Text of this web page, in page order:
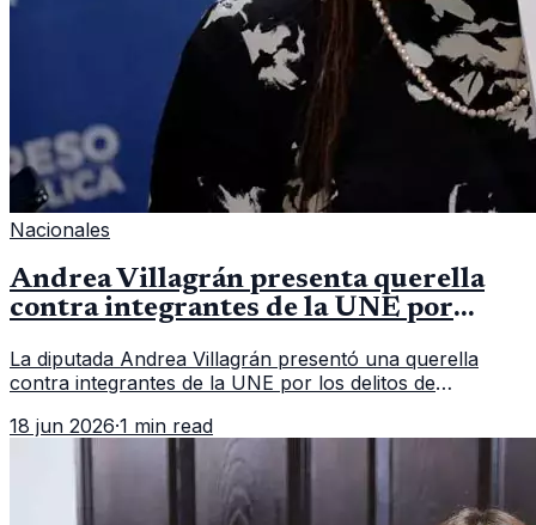
Nacionales
Andrea Villagrán presenta querella
contra integrantes de la UNE por
La diputada Andrea Villagrán presentó una querella
contra integrantes de la UNE por los delitos de
18 jun 2026·1 min read